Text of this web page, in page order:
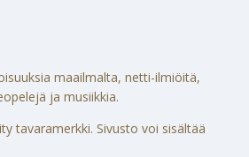
maailmalta, netti-ilmiöitä,
ja musiikkia.
tavaramerkki. Sivusto voi sisältää